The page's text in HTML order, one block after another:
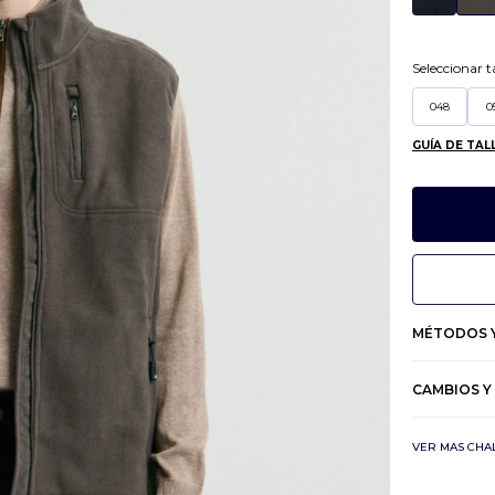
Seleccionar
048
GUÍA DE
MÉTODOS
CAMBIOS
VER MAS